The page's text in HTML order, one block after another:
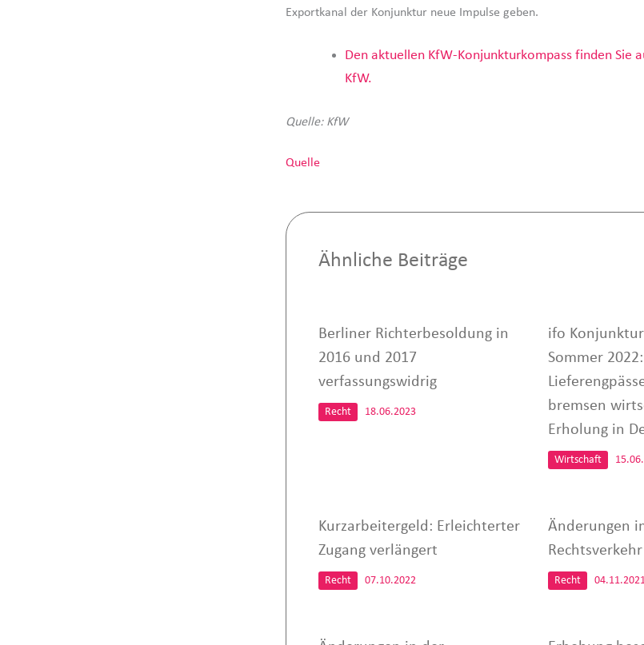
Exportkanal der Konjunktur neue Impulse geben.
Den aktuellen KfW-Konjunkturkompass finden Sie
KfW.
Quelle: KfW
Quelle
Ähnliche Beiträge
Berliner Richterbesoldung in
2016 und 2017
verfassungswidrig
Recht 18.06.2023
ifo
Sommer
bremsen
Erholung in
Wirtschaft
Kurzarbeitergeld: Erleichterter
Zugang verlängert
Recht 07.10.2022
Änderungen
Recht